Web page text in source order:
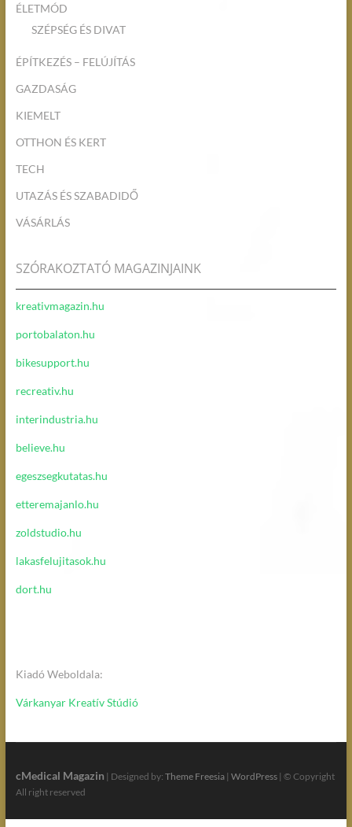
ÉLETMÓD
SZÉPSÉG ÉS DIVAT
ÉPÍTKEZÉS – FELÚJÍTÁS
GAZDASÁG
KIEMELT
OTTHON ÉS KERT
TECH
UTAZÁS ÉS SZABADIDŐ
VÁSÁRLÁS
SZÓRAKOZTATÓ MAGAZINJAINK
kreativmagazin.hu
portobalaton.hu
bikesupport.hu
recreativ.hu
interindustria.hu
believe.hu
egeszsegkutatas.hu
etteremajanlo.hu
zoldstudio.hu
lakasfelujitasok.hu
dort.hu
Kiadó Weboldala:
Várkanyar Kreatív Stúdió
cMedical Magazin | Designed by: Theme Freesia| WordPress| © Copyright
All right reserved